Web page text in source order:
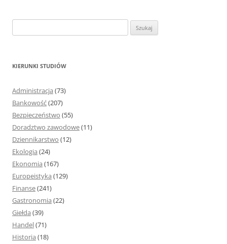
z
KIERUNKI STUDIÓW
Administracja (73)
Bankowość(207)
Bezpieczeństwo (55)
Doradztwo zawodowe(11)
Dziennikarstwo (12)
Ekologia (24)
Ekonomia (167)
Europeistyka (129)
Finanse(241)
Gastronomia (22)
Giełda (39)
Handel(71)
Historia (18)